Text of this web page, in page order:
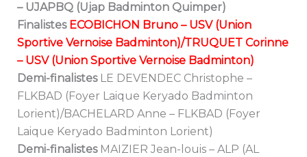
– UJAPBQ (Ujap Badminton Quimper)
Finalistes ECOBICHON Bruno – USV (Union
Sportive Vernoise Badminton)/TRUQUET Corinne
– USV (Union Sportive Vernoise Badminton)
Demi-finalistesLE DEVENDEC Christophe –
FLKBAD (Foyer Laique Keryado Badminton
Lorient)/BACHELARD Anne – FLKBAD (Foyer
Laique Keryado Badminton Lorient)
Demi-finalistesMAIZIER Jean-louis – ALP (AL